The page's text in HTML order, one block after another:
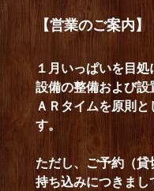
【営業のご案内】
１月いっぱいを目
設備の整備および設
ＡＲタイムを原則
す。
ただし、ご予約（
持ち込みにつきま